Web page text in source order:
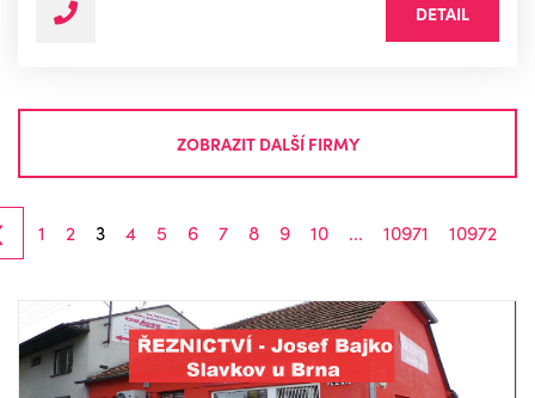
DETAIL
ZOBRAZIT DALŠÍ FIRMY
1 2 3 4 5 6 7 8 9 10 ... 10971 10972